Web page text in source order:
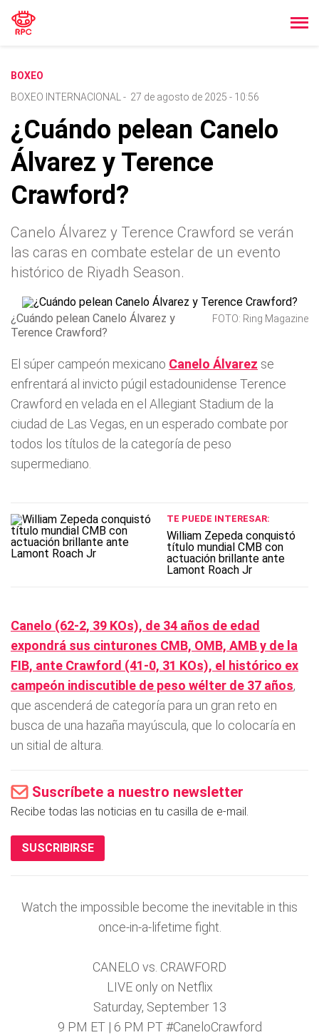
BOXEO
BOXEO INTERNACIONAL
- 27 de agosto de 2025 - 10:56
¿Cuándo pelean Canelo
Álvarez y Terence
Crawford?
Canelo Álvarez y Terence Crawford se verán
las caras en combate estelar de un evento
histórico de Riyadh Season.
¿Cuándo pelean Canelo Álvarez y
Terence Crawford?
FOTO: Ring Magazine
El súper campeón mexicano Canelo Álvarez se
enfrentará al invicto púgil estadounidense Terence
Crawford en velada en el Allegiant Stadium de la
ciudad de Las Vegas, en un esperado combate por
todos los títulos de la categoría de peso
supermediano.
TE PUEDE INTERESAR:
William Zepeda conquistó
título mundial CMB con
actuación brillante ante
Lamont Roach Jr
Canelo (62-2, 39 KOs), de 34 años de edad
expondrá sus cinturones CMB, OMB, AMB y de la
FIB, ante Crawford (41-0, 31 KOs), el histórico ex
campeón indiscutible de peso wélter de 37 años,
que ascenderá de categoría para un gran reto en
busca de una hazaña mayúscula, que lo colocaría en
un sitial de altura.
Suscríbete a nuestro newsletter
Recibe todas las noticias en tu casilla de e-mail.
SUSCRIBIRSE
Watch the impossible become the inevitable in this
once-in-a-lifetime fight.
CANELO vs. CRAWFORD
LIVE only on Netflix
Saturday, September 13
9 PM ET | 6 PM PT#CaneloCrawford